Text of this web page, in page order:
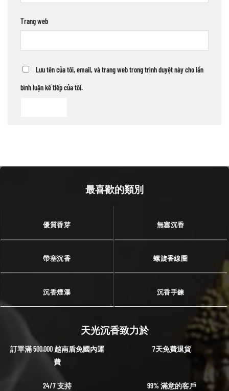
Trang web
Lưu tên của tôi, email, và trang web trong trình duyệt này cho lần
bình luận kế tiếp của tôi.
最喜歡的類別
優質香芽 無塞沉香
帶塞沉香 螺旋香線圈
沉香煙瀑 沉香手鍊
天光沉香致力於
訂單滿 500,000 越南盾免國內運
費
7天免費退貨
24/7 支持 99% 滿意的客戶